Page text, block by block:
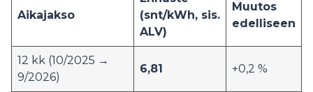
Aikajakso
(snt/kWh, sis.
ALV)
Muutos
edelliseen
12 kk (10/2025 →
9/2026)
6,81 +0,2 %